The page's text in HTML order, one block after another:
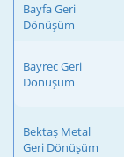
Bayfa Geri
Dönüşüm
Bayrec Geri
Dönüşüm
Bektaş Metal
Geri Dönüşüm